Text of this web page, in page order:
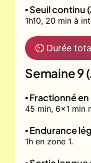
▪️ Seuil continu
1h10, 20 min à
⏲ Durée
Semaine 9
▪️ Fractionné
45 min, 6x1 min
▪️ Endurance
1h en zone 1.